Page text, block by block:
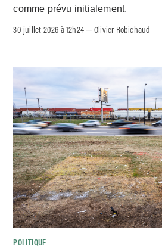
comme prévu initialement.
30 juillet 2026 à 12h24 –Olivier Robichaud
POLITIQUE